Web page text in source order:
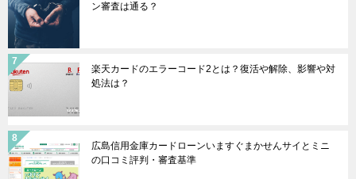
ン審査は通る？
楽天カードのエラーコード2とは？復活や解除、影響や対
処法は？
広島信用金庫カードローンいますぐまかせんサイとミニ
の口コミ評判・審査基準